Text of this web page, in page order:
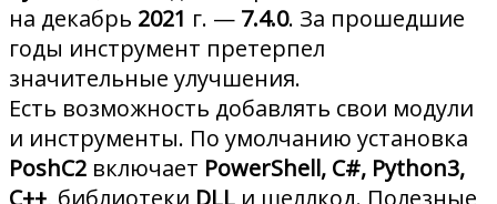
на декабрь 2021 г. — 7.4.0. За прошедшие
годы инструмент претерпел
значительные улучшения.
Есть возможность добавлять свои модули
и инструменты. По умолчанию установка
PoshC2 включает PowerShell, C#, Python3,
C++, библиотеки DLL и шеллкод. Полезные